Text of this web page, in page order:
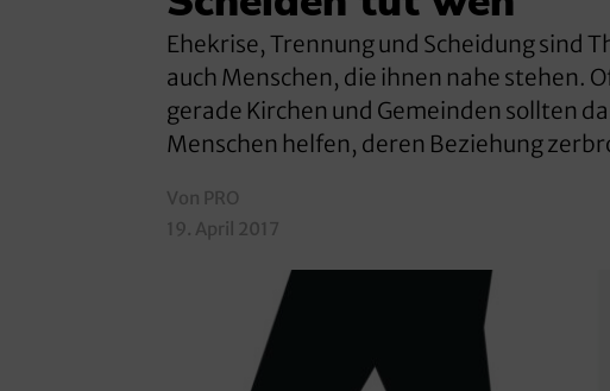
Ehekrise, Trennung und Scheidung sind
auch Menschen, die ihnen nahe stehen.
gerade Kirchen und Gemeinden sollten
Menschen helfen, deren Beziehung
Von PRO
19. April 2017